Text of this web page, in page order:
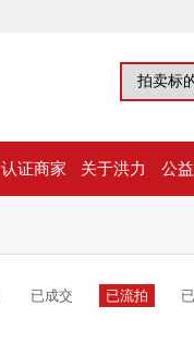
认证商家 关于洪力 公
已成交 已流拍